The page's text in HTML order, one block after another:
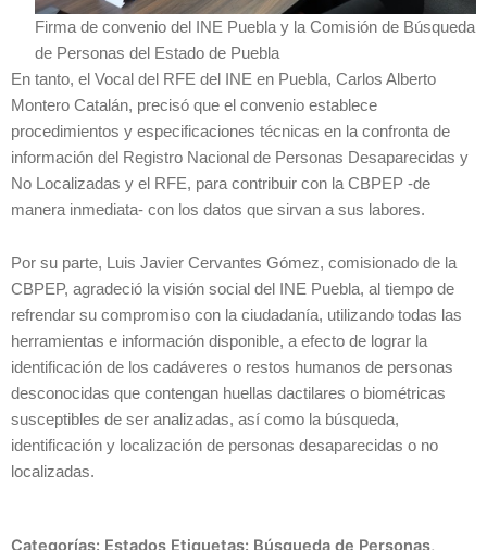
Firma de convenio del INE Puebla y la Comisión de Búsqueda
de Personas del Estado de Puebla
En tanto, el Vocal del RFE del INE en Puebla, Carlos Alberto
Montero Catalán, precisó que el convenio establece
procedimientos y especificaciones técnicas en la confronta de
información del Registro Nacional de Personas Desaparecidas y
No Localizadas y el RFE, para contribuir con la CBPEP -de
manera inmediata- con los datos que sirvan a sus labores.
Por su parte, Luis Javier Cervantes Gómez, comisionado de la
CBPEP, agradeció la visión social del INE Puebla, al tiempo de
refrendar su compromiso con la ciudadanía, utilizando todas las
herramientas e información disponible, a efecto de lograr la
identificación de los cadáveres o restos humanos de personas
desconocidas que contengan huellas dactilares o biométricas
susceptibles de ser analizadas, así como la búsqueda,
identificación y localización de personas desaparecidas o no
localizadas.
Categorías: Estados Etiquetas: Búsqueda de Personas,